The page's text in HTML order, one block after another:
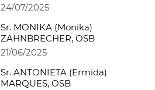
24/07/2025
Sr. MONIKA (Monika)
ZAHNBRECHER, OSB
21/06/2025
Sr. ANTONIETA (Ermida)
MARQUES, OSB